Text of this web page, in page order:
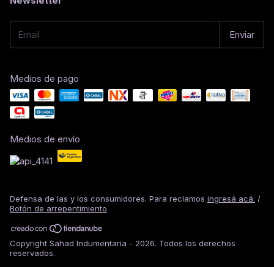
Medios de pago
Medios de envío
Defensa de las y los consumidores. Para reclamos ingresá acá. /
Botón de arrepentimiento
Copyright Sahad Indumentaria - 2026. Todos los derechos
reservados.